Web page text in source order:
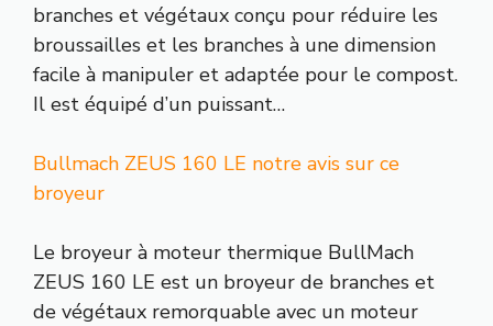
branches et végétaux conçu pour réduire les
broussailles et les branches à une dimension
facile à manipuler et adaptée pour le compost.
Il est équipé d’un puissant…
Bullmach ZEUS 160 LE notre avis sur ce
broyeur
Le broyeur à moteur thermique BullMach
ZEUS 160 LE est un broyeur de branches et
de végétaux remorquable avec un moteur